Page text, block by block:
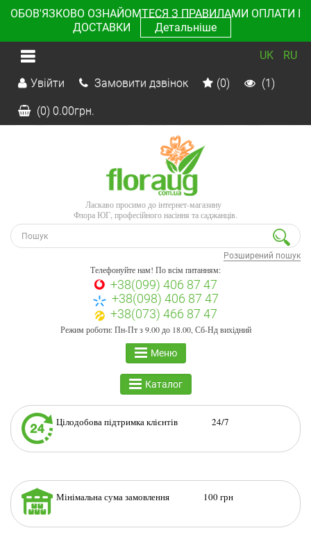
ОБОВ'ЯЗКОВО ОЗНАЙОМТЕСЯ З ПРАВИЛАМИ ОПЛАТИ І
ДОСТАВКИ
Детальніше
UK RU
Увійти Замовити дзвінок (0) (1)
(0) 0.00грн.
Ласкаво просимо до інтернет-магазину
Флора ЮГ, професійного насіння та саджанців.
Розширений пошук
Телефонуйте нам! По всім питанням:
+38(099) 406 87 47
+38(098) 406 87 47
+38(073) 466 87 47
Режим роботи: Пн-Пт з 9.00 до 18.00, Сб-Нд вихідний
Меню
Каталог
Цілодобова підтримка клієнтів 24/7
Мінімальна сума замовлення 100 грн